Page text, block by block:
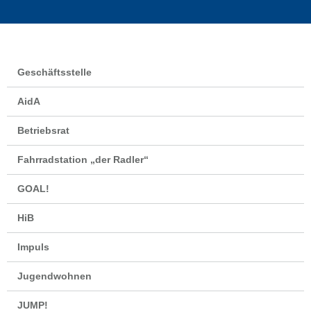
Geschäftsstelle
AidA
Betriebsrat
Fahrradstation „der Radler“
GOAL!
HiB
Impuls
Jugendwohnen
JUMP!